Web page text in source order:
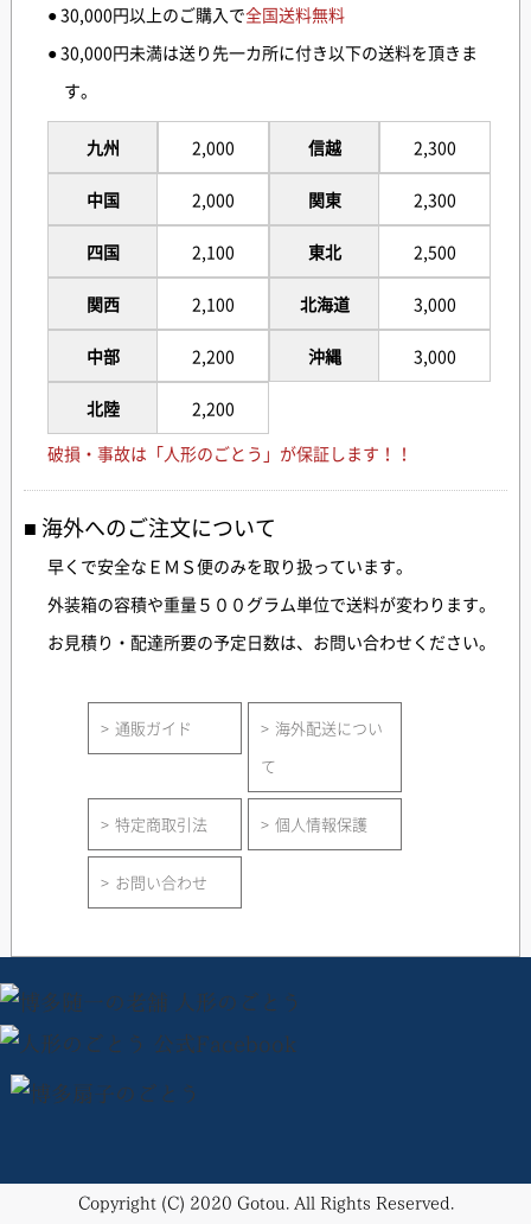
● 30,000円以上のご購入で全国送料無料
● 30,000円未満は送り先一カ所に付き以下の送料を頂きま
す。
九州
中国
四国
関西
中部
北陸
2,000
2,000
2,100
2,100
2,200
2,200
信越
関東
東北
北海道
沖縄
2,300
2,300
2,500
3,000
3,000
破損・事故は「人形のごとう」が保証します！！
海外へのご注文について
早くで安全なＥＭＳ便のみを取り扱っています。
外装箱の容積や重量５００グラム単位で送料が変わります。
お見積り・配達所要の予定日数は、お問い合わせください。
通販ガイド
海外配送につい
て
特定商取引法 個人情報保護
お問い合わせ
Copyright (C) 2020 Gotou. All Rights Reserved.